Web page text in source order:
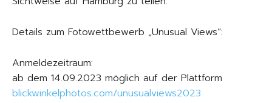
Details zum Fotowettbewerb „Unusual Views“:
Anmeldezeitraum:
ab dem 14.09.2023 möglich auf der Plattform
blickwinkelphotos.com/unusualviews2023